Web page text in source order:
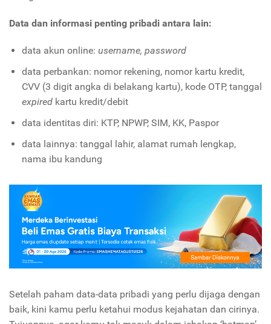
Data dan informasi penting pribadi antara lain:
data akun online: username, password
data perbankan: nomor rekening, nomor kartu kredit,
CVV (3 digit angka di belakang kartu), kode OTP, tanggal
expiredkartu kredit/debit
data identitas diri: KTP, NPWP, SIM, KK, Paspor
data lainnya: tanggal lahir, alamat rumah lengkap,
nama ibu kandung
Setelah paham data-data pribadi yang perlu dijaga dengan
baik, kini kamu perlu ketahui modus kejahatan dan cirinya.